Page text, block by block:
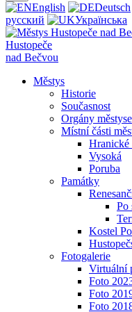
English Deutsch
русский
Українська
Hustopeče
nad Bečvou
Městys
Historie
Současnost
Orgány městyse
Místní části
Vysoká
Poruba
Památky
Po
Kostel
Fotogalerie
Virtuální
Foto
Foto
Foto